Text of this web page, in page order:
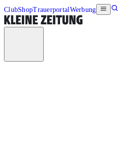
ClubShopTrauerportalWerbung